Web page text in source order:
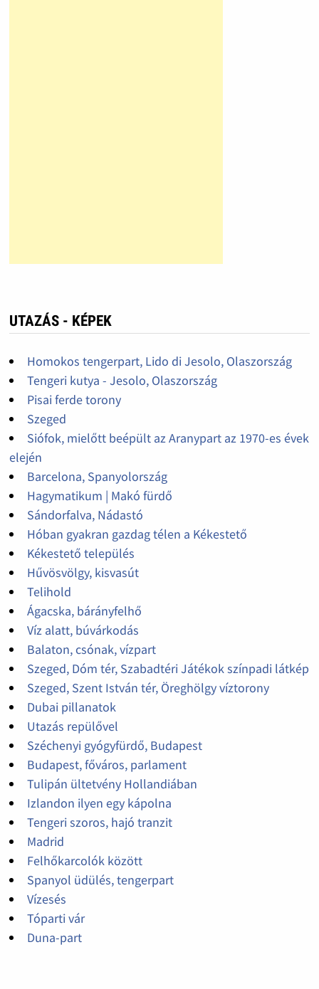
UTAZÁS - KÉPEK
Homokos tengerpart, Lido di Jesolo, Olaszország
Tengeri kutya - Jesolo, Olaszország
Pisai ferde torony
Szeged
Siófok, mielőtt beépült az Aranypart az 1970-es évek
elején
Barcelona, Spanyolország
Hagymatikum | Makó fürdő
Sándorfalva, Nádastó
Hóban gyakran gazdag télen a Kékestető
Kékestető település
Hűvösvölgy, kisvasút
Telihold
Ágacska, bárányfelhő
Víz alatt, búvárkodás
Balaton, csónak, vízpart
Szeged, Dóm tér, Szabadtéri Játékok színpadi látkép
Szeged, Szent István tér, Öreghölgy víztorony
Dubai pillanatok
Utazás repülővel
Széchenyi gyógyfürdő, Budapest
Budapest, főváros, parlament
Tulipán ültetvény Hollandiában
Izlandon ilyen egy kápolna
Tengeri szoros, hajó tranzit
Madrid
Felhőkarcolók között
Spanyol üdülés, tengerpart
Vízesés
Tóparti vár
Duna-part